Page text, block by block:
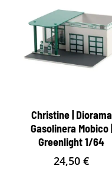
Christine | Diorama
Gasolinera Mobico |
Greenlight 1/64
24,50€